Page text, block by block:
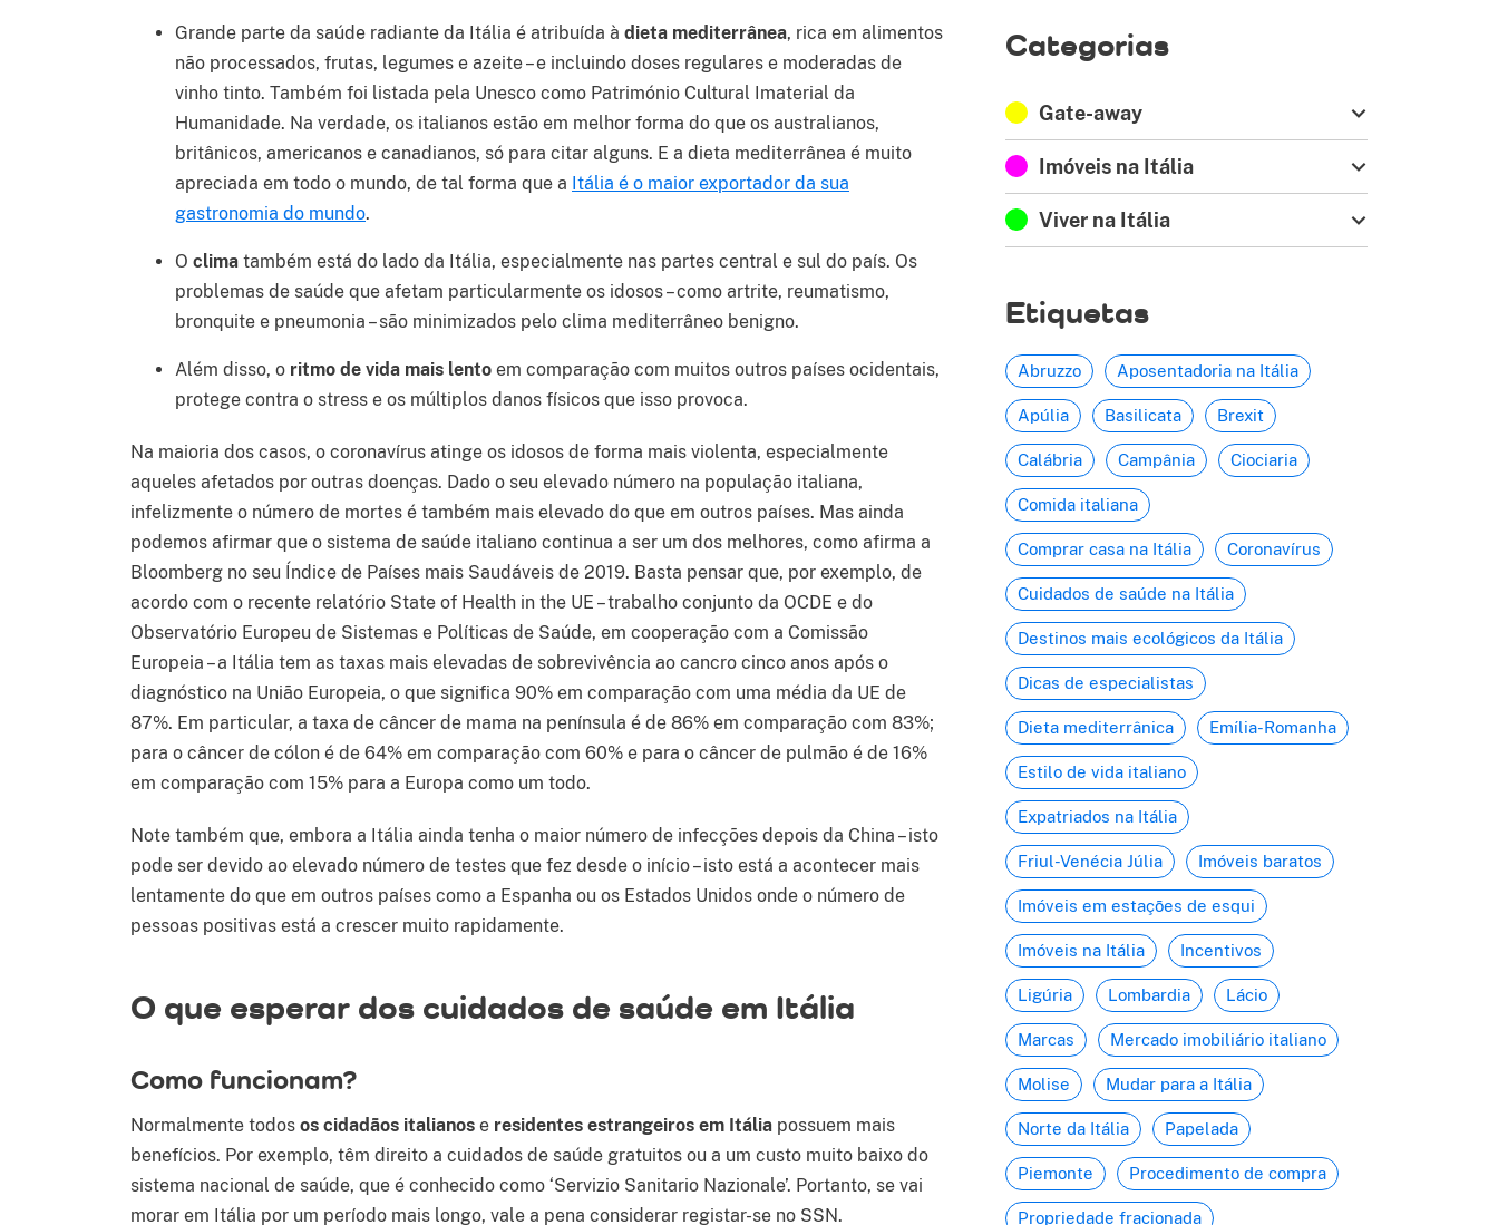
Grande parte da saúde radiante da Itália é atribuída à dieta mediterrânea, rica em alimentos
não processados, frutas, legumes e azeite – e incluindo doses regulares e moderadas de
vinho tinto. Também foi listada pela Unesco como Património Cultural Imaterial da
Humanidade. Na verdade, os italianos estão em melhor forma do que os australianos,
britânicos, americanos e canadianos, só para citar alguns. E a dieta mediterrânea é muito
apreciada em todo o mundo, de tal forma que a Itália é o maior exportador da sua
gastronomia do mundo.
O clima também está do lado da Itália, especialmente nas partes central e sul do país. Os
problemas de saúde que afetam particularmente os idosos – como artrite, reumatismo,
bronquite e pneumonia – são minimizados pelo clima mediterrâneo benigno.
Além disso, o ritmo de vida mais lento em comparação com muitos outros países ocidentais,
protege contra o stress e os múltiplos danos físicos que isso provoca.
Na maioria dos casos, o coronavírus atinge os idosos de forma mais violenta, especialmente
aqueles afetados por outras doenças. Dado o seu elevado número na população italiana,
infelizmente o número de mortes é também mais elevado do que em outros países. Mas ainda
podemos afirmar que o sistema de saúde italiano continua a ser um dos melhores, como afirma a
Bloomberg no seu Índice de Países mais Saudáveis de 2019. Basta pensar que, por exemplo, de
acordo com o recente relatório State of Health in the UE – trabalho conjunto da OCDE e do
Observatório Europeu de Sistemas e Políticas de Saúde, em cooperação com a Comissão
Europeia – a Itália tem as taxas mais elevadas de sobrevivência ao cancro cinco anos após o
diagnóstico na União Europeia, o que significa 90% em comparação com uma média da UE de
87%. Em particular, a taxa de câncer de mama na península é de 86% em comparação com 83%;
para o câncer de cólon é de 64% em comparação com 60% e para o câncer de pulmão é de 16%
em comparação com 15% para a Europa como um todo.
Note também que, embora a Itália ainda tenha o maior número de infecções depois da China – isto
pode ser devido ao elevado número de testes que fez desde o início – isto está a acontecer mais
lentamente do que em outros países como a Espanha ou os Estados Unidos onde o número de
pessoas positivas está a crescer muito rapidamente.
O que esperar dos cuidados de saúde em Itália
Como funcionam?
Normalmente todos os cidadãos italianos e residentes estrangeiros em Itália possuem mais
benefícios. Por exemplo, têm direito a cuidados de saúde gratuitos ou a um custo muito baixo do
sistema nacional de saúde, que é conhecido como ‘Servizio Sanitario Nazionale’. Portanto, se vai
morar em Itália por um período mais longo, vale a pena considerar registar-se no SSN.
Categorias
Gate-away
Imóveis na Itália
Viver na Itália
Etiquetas
Abruzzo Aposentadoria na Itália
Apúlia Basilicata Brexit
Calábria Campânia Ciociaria
Comida italiana
Comprar casa na Itália Coronavírus
Cuidados de saúde na Itália
Destinos mais ecológicos da Itália
Dicas de especialistas
Dieta mediterrânica Emília-Romanha
Estilo de vida italiano
Expatriados na Itália
Friul-Venécia Júlia Imóveis baratos
Imóveis em estações de esqui
Imóveis na Itália Incentivos
Ligúria Lombardia Lácio
Marcas Mercado imobiliário italiano
Molise Mudar para a Itália
Norte da Itália Papelada
Piemonte Procedimento de compra
Propriedade fracionada